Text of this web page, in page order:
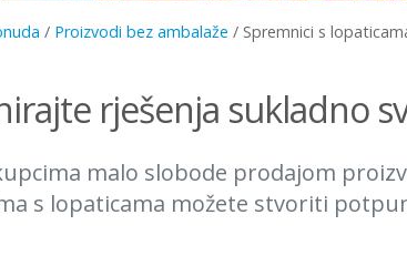
/ Proizvodi bez ambalaže / Spremnici s
rješenja sukladno
malo slobode prodajom
s lopaticama možete stvoriti